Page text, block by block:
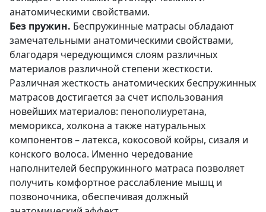
анатомическими свойствами.
Без пружин. Беспружинные матрасы обладают
замечательными анатомическими свойствами,
благодаря чередующимся слоям различных
материалов различной степени жесткости.
Различная жесткость анатомических беспружинных
матрасов достигается за счет использования
новейших материалов: пенополиуретана,
меморикса, холкона а также натуральных
компонентов – латекса, кокосовой койры, сизаля и
конского волоса. Именно чередование
наполнителей беспружинного матраса позволяет
получить комфортное расслабление мышц и
позвоночника, обеспечивая должный